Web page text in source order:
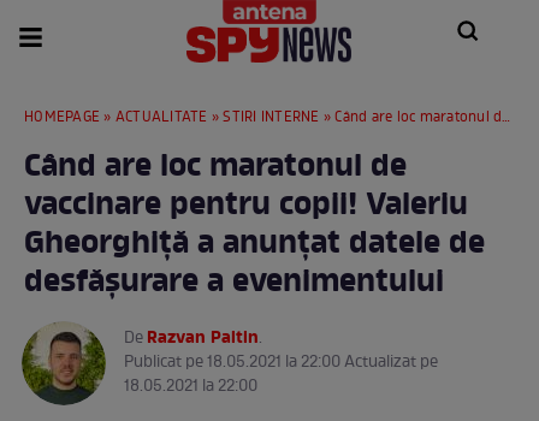
HOMEPAGE » ACTUALITATE »STIRI INTERNE » Când are loc maratonul de vaccinare pentru copii! Valeriu Gheorghiță a anunțat datele de desfășurare a evenimentului
Când are loc maratonul de
vaccinare pentru copii! Valeriu
Gheorghiță a anunțat datele de
desfășurare a evenimentului
DeRazvan Paltin.
Publicat pe 18.05.2021 la 22:00 Actualizat pe
18.05.2021 la 22:00